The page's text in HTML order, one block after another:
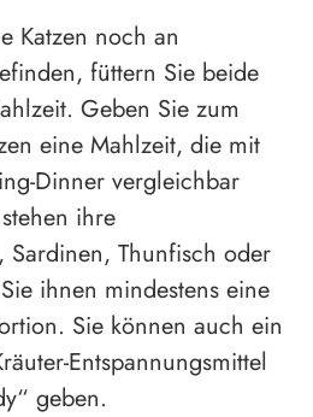
Katzen noch an
füttern Sie beide
Geben Sie zum
eine Mahlzeit, die mit
Dinner vergleichbar
ihre
Sardinen, Thunfisch oder
ihnen mindestens eine
Sie können auch ein
Entspannungsmittel
geben.